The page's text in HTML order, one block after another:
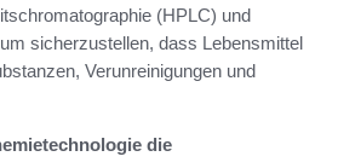
(HPLC) und
sicherzustellen, dass Lebensmittel
Verunreinigungen und
die